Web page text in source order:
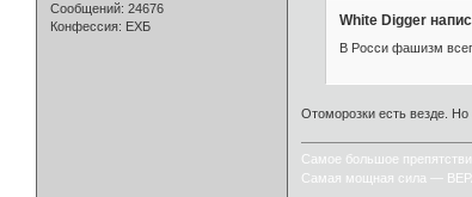
Сообщений: 24676
Конфессия: ЕХБ White Digger
В Росси фашизм
Отоморозки есть везде. Но
Самое большое
Самая мощная сила —